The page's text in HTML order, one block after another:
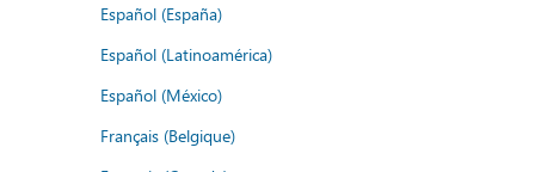
Español (España)
Español (Latinoamérica)
Español (México)
Français (Belgique)